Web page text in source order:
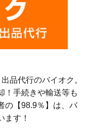
品代行のバイオク。
！手続きや輸送等も
の【98.9％】は、バ
ます！